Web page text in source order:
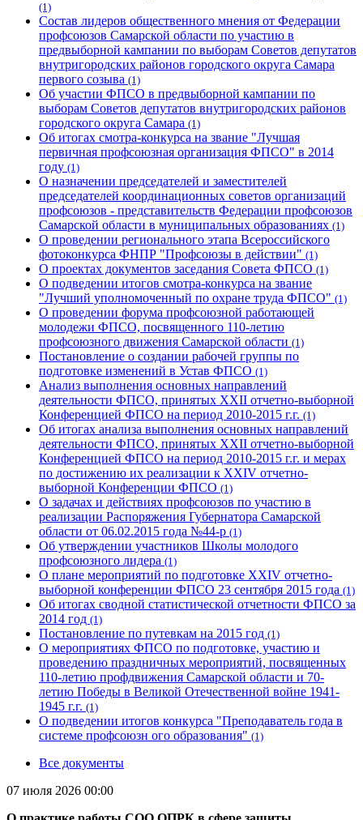
(1)
Состав лидеров общественного мнения от Федерации
профсоюзов Самарской области по участию в
предвыборной кампании по выборам Советов депутатов
внутригородских районов городского округа Самара
первого созыва (1)
Об участии ФПСО в предвыборной кампании по
выборам Советов депутатов внутригородских районов
городского округа Самара (1)
Об итогах смотра-конкурса на звание "Лучшая
первичная профсоюзная организация ФПСО" в 2014
году (1)
О назначении председателей и заместителей
председателей координационных советов организаций
профсоюзов - представительств Федерации профсоюзов
Самарской области в муниципальных образованиях (1)
О проведении регионального этапа Всероссийского
фотоконкурса ФНПР "Профсоюзы в действии" (1)
О проектах документов заседания Совета ФПСО (1)
О подведении итогов смотра-конкурса на звание
"Лучший уполномоченный по охране труда ФПСО" (1)
О проведении форума профсоюзной работающей
молодежи ФПСО, посвященного 110-летию
профсоюзного движения Самарской области (1)
Постановление о создании рабочей группы по
подготовке изменений в Устав ФПСО (1)
Анализ выполнения основных направлений
деятельности ФПСО, принятых XXII отчетно-выборной
Конференцией ФПСО на период 2010-2015 г.г. (1)
Об итогах анализа выполнения основных направлений
деятельности ФПСО, принятых XXII отчетно-выборной
Конференцией ФПСО на период 2010-2015 г.г. и мерах
по достижению их реализации к XXIV отчетно-
выборной Конференции ФПСО (1)
О задачах и действиях профсоюзов по участию в
реализации Распоряжения Губернатора Самарской
области от 06.02.2015 года №44-р (1)
Об утверждении участников Школы молодого
профсоюзного лидера (1)
О плане мероприятий по подготовке XXIV отчетно-
выборной конференции ФПСО 23 сентября 2015 года (1)
Об итогах сводной статистической отчетности ФПСО за
2014 год (1)
Постановление по путевкам на 2015 год (1)
О мероприятиях ФПСО по подготовке, участию и
проведению праздничных мероприятий, посвященных
110-летию профдвижения Самарской области и 70-
летию Победы в Великой Отечественной войне 1941-
1945 г.г. (1)
О подведении итогов конкурса "Преподаватель года в
системе профсоюзн ого образования" (1)
Все документы
07 июля 2026 00:00